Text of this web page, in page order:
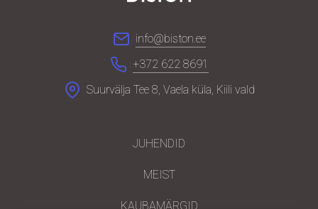
info@biston.ee
+372 622 8691
Suurvälja Tee 8, Vaela küla, Kiili vald
JUHENDID
MEIST
KAUBAMÄRGID